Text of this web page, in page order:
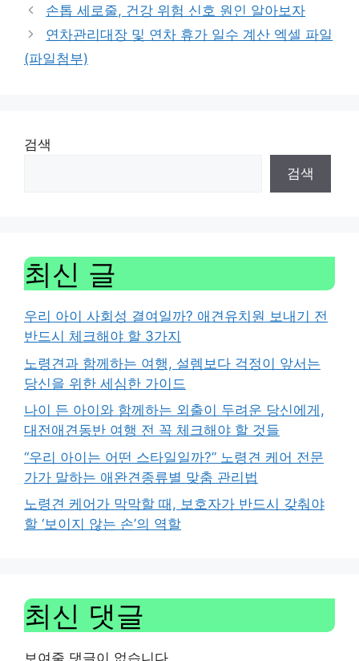
손톱 세로줄, 건강 위험 신호 원인 알아보자
연차관리대장 및 연차 휴가 일수 계산 엑셀 파일
(파일첨부)
검색
검색
최신 글
우리 아이 사회성 결여일까? 애견유치원 보내기 전
반드시 체크해야 할 3가지
노령견과 함께하는 여행, 설렘보다 걱정이 앞서는
당신을 위한 세심한 가이드
나이 든 아이와 함께하는 외출이 두려운 당신에게,
대전애견동반 여행 전 꼭 체크해야 할 것들
“우리 아이는 어떤 스타일일까?” 노령견 케어 전문
가가 말하는 애완견종류별 맞춤 관리법
노령견 케어가 막막할 때, 보호자가 반드시 갖춰야
할 ‘보이지 않는 손’의 역할
최신 댓글
보여줄 댓글이 없습니다.